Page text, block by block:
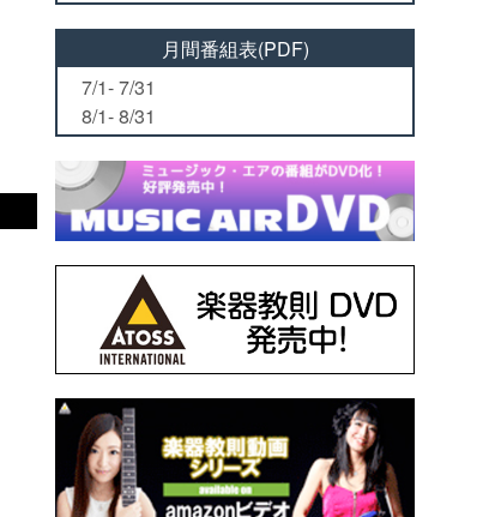
月間番組表(PDF)
7/1- 7/31
8/1- 8/31